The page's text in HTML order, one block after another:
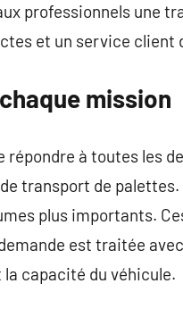
professionnels une
et un service client
mission
à toutes les
transport de
plus importants.
est traitée
capacité du véhicule.